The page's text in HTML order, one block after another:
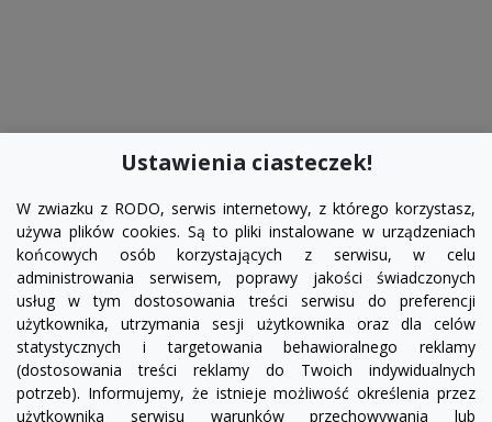
FacebookYouTubePinterest
Ustawienia ciasteczek!
W zwiazku z RODO, serwis internetowy, z którego korzystasz,
używa plików cookies. Są to pliki instalowane w urządzeniach
końcowych osób korzystających z serwisu, w celu
administrowania serwisem, poprawy jakości świadczonych
usług w tym dostosowania treści serwisu do preferencji
użytkownika, utrzymania sesji użytkownika oraz dla celów
statystycznych i targetowania behawioralnego reklamy
(dostosowania treści reklamy do Twoich indywidualnych
potrzeb). Informujemy, że istnieje możliwość określenia przez
użytkownika serwisu warunków przechowywania lub